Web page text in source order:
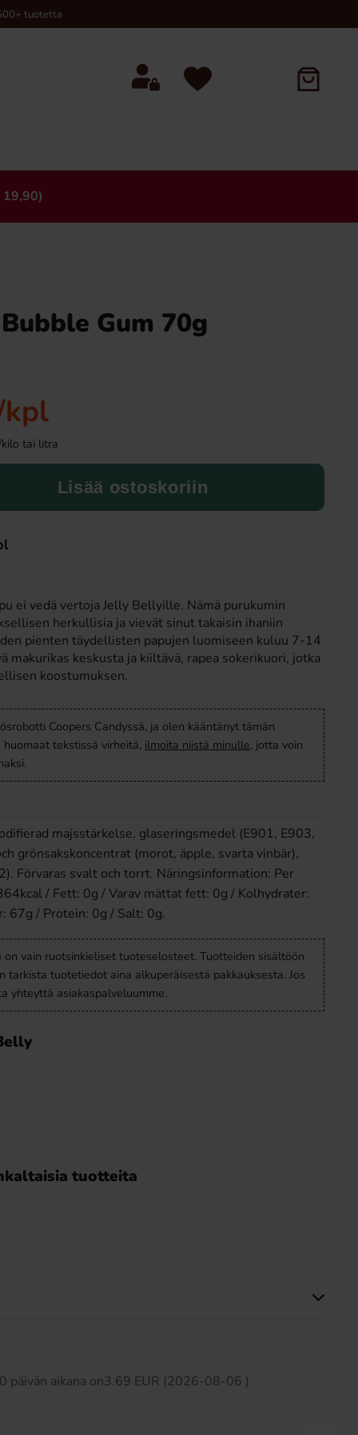
tuotetta
19,90)
Osta Osta
Gum 70g
tai litra
Lisää ostoskoriin
ei vedä vertoja Jelly Bellyille. Nämä purukumin
herkullisia ja vievät sinut takaisin ihaniin
pienten täydellisten papujen luomiseen kuluu 7-14
makurikas keskusta ja kiiltävä, rapea sokerikuori, jotka
koostumuksen.
Coopers Candyssä, ja olen kääntänyt tämän
tekstissä virheitä, ilmoita niistä minulle, jotta voin
majsstärkelse, glaseringsmedel (E901, E903,
grönsakskoncentrat (morot, äpple, svarta vinbär),
Förvaras svalt och torrt. Näringsinformation: Per
/ Fett: 0g / Varav mättat fett: 0g / Kolhydrater:
67g / Protein: 0g / Salt: 0g.
vain ruotsinkieliset tuoteselosteet. Tuotteiden sisältöön
tarkista tuotetiedot aina alkuperäisestä pakkauksesta. Jos
yhteyttä asiakaspalveluumme.
tuotteita
päivän aikana on3.69 EUR (2026-08-06 )